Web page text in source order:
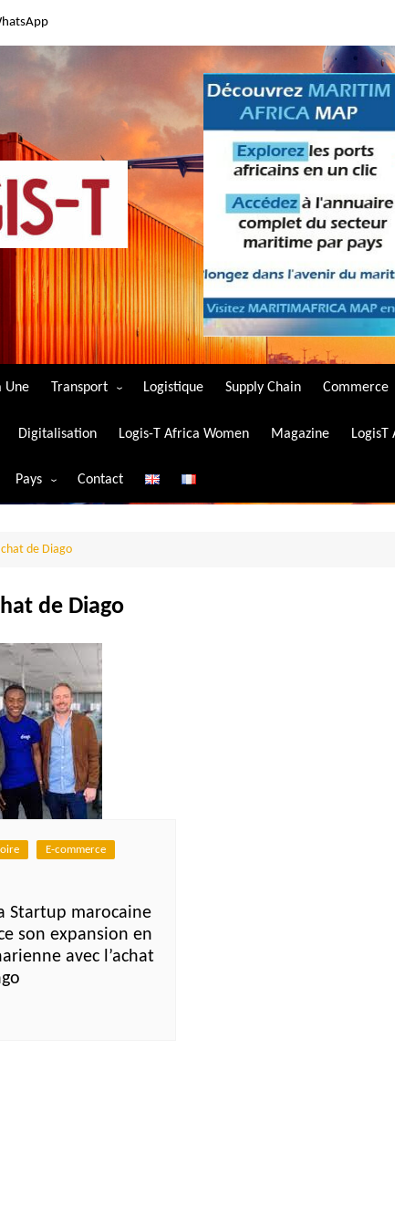
Une Transport
Transport aérien
Transport ferroviaire
Transport routier
Logistique Supply Chain Commerce
Digitalisation Logis-T Africa Women Magazine LogisT
Pays
Algérie
Bénin
Burkina-Faso
Burundi
Bostwana
Cameroun
Centrafrique
Comores
Djibouti
Ethiopie
Gabon
Contact
de Diago
de Diago
E-commerce
Startup marocaine
son expansion en
avec l’achat